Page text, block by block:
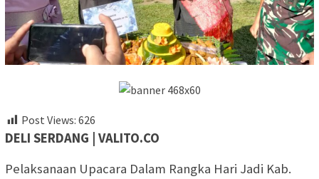
Post Views: 626
DELI SERDANG | VALITO.CO
Pelaksanaan Upacara Dalam Rangka Hari Jadi Kab.